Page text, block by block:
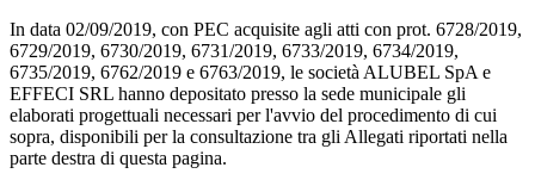
In data 02/09/2019, con PEC acquisite agli atti con prot. 6728/2019,
6729/2019, 6730/2019, 6731/2019, 6733/2019, 6734/2019,
6735/2019, 6762/2019 e 6763/2019, le società ALUBEL SpA e
EFFECI SRL hanno depositato presso la sede municipale gli
elaborati progettuali necessari per l'avvio del procedimento di cui
sopra, disponibili per la consultazione tra gli Allegati riportati nella
parte destra di questa pagina.